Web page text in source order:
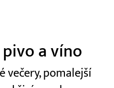
a víno
večery, pomalejší